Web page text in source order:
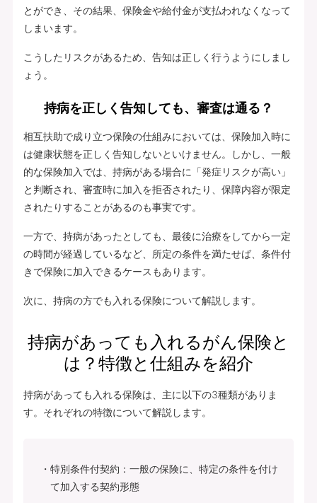
とができ、その結果、保険金や給付金が支払われなくなって
しまいます。
こうしたリスクがあるため、告知は正しく行うようにしまし
ょう。
持病を正しく告知しても、審査は通る？
相互扶助で成り立つ保険の仕組みにおいては、保険加入時に
は健康状態を正しく告知しないといけません。しかし、一般
的な保険加入では、持病がある場合に「発症リスクが高い」
と判断され、審査時に加入を拒否されたり、保障内容が限定
されたりすることがあるのも事実です。
一方で、持病があったとしても、最後に治療をしてから一定
の時間が経過しているなど、所定の条件を満たせば、条件付
きで保険に加入できるケースもあります。
次に、持病の方でも入れる保険について解説します。
持病があっても入れるがん保険と
は？特徴と仕組みを紹介
持病があっても入れる保険は、主に以下の3種類がありま
す。それぞれの特徴について解説します。
特別条件付契約：一般の保険に、特定の条件を付け
て加入する契約形態